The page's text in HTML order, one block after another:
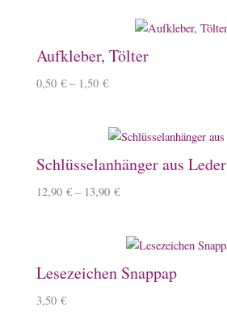
Aufkleber, Tölter
0,50 € – 1,50 €
Schlüsselanhänger aus Leder
12,90 € – 13,90 €
Lesezeichen Snappap
3,50 €